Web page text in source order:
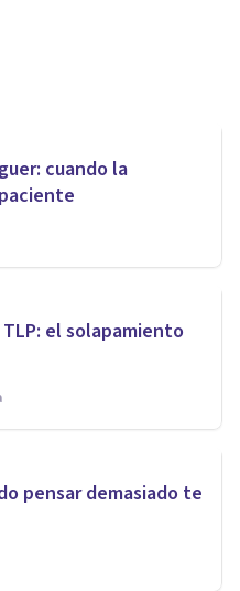
cuando la
el solapamiento
pensar demasiado te